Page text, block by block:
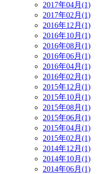
2017年04月(1)
2017年02月(1)
2016年12月(1)
2016年10月(1)
2016年08月(1)
2016年06月(1)
2016年04月(1)
2016年02月(1)
2015年12月(1)
2015年10月(1)
2015年08月(1)
2015年06月(1)
2015年04月(1)
2015年02月(1)
2014年12月(1)
2014年10月(1)
2014年06月(1)